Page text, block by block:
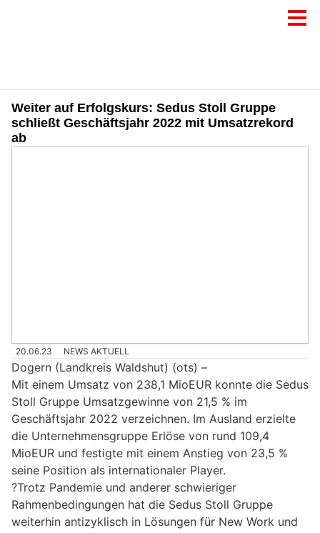
Weiter auf Erfolgskurs: Sedus Stoll Gruppe
schließt Geschäftsjahr 2022 mit Umsatzrekord
ab
20.06.23 NEWS AKTUELL
Dogern (Landkreis Waldshut) (ots) –
Mit einem Umsatz von 238,1 MioEUR konnte die Sedus
Stoll Gruppe Umsatzgewinne von 21,5 % im
Geschäftsjahr 2022 verzeichnen. Im Ausland erzielte
die Unternehmensgruppe Erlöse von rund 109,4
MioEUR und festigte mit einem Anstieg von 23,5 %
seine Position als internationaler Player.
?Trotz Pandemie und anderer schwieriger
Rahmenbedingungen hat die Sedus Stoll Gruppe
weiterhin antizyklisch in Lösungen für New Work und